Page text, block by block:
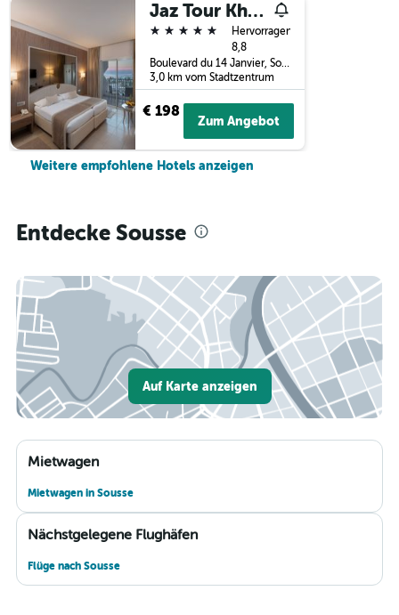
Jaz Tour Khalef
5 Sterne
Hervorragend
8,8
Boulevard du 14 Janvier, Sousse, Tunesien
3,0 km vom Stadtzentrum
€ 198
Zum Angebot
Weitere empfohlene Hotels anzeigen
Entdecke Sousse
Auf Karte anzeigen
Mietwagen
Mietwagen in Sousse
Nächstgelegene Flughäfen
Flüge nach Sousse